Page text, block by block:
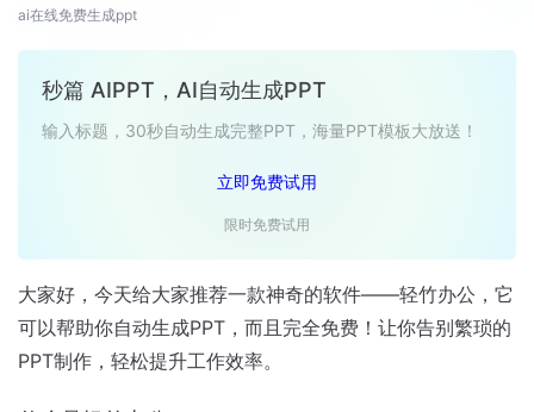
ai在线免费生成ppt
秒篇 AIPPT，AI自动生成PPT
输入标题，30秒自动生成完整PPT，海量PPT模板大放送！
立即免费试用
限时免费试用
大家好，今天给大家推荐一款神奇的软件——轻竹办公，它
可以帮助你自动生成PPT，而且完全免费！让你告别繁琐的
PPT制作，轻松提升工作效率。